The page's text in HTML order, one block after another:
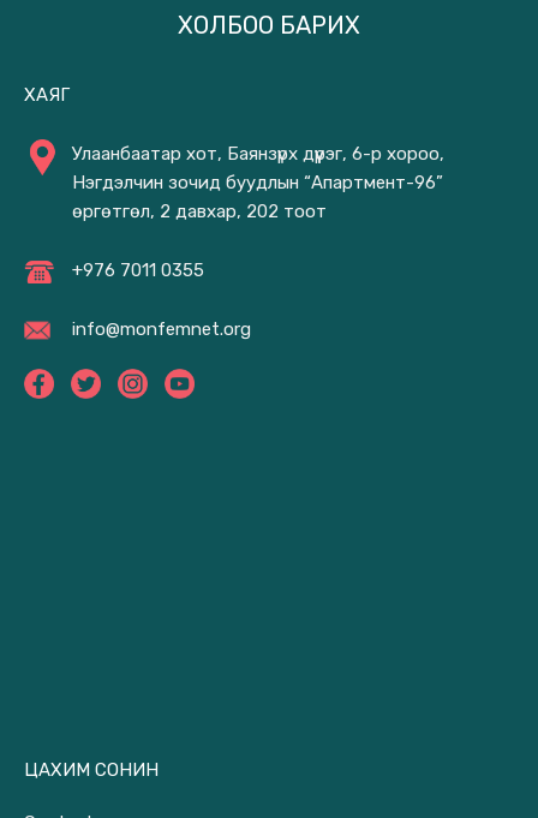
ХОЛБОО БАРИХ
ХАЯГ
Улаанбаатар хот, Баянзүрх дүүрэг, 6-р хороо,
Нэгдэлчин зочид буудлын “Апартмент-96”
өргөтгөл, 2 давхар, 202 тоот
+976 7011 0355
info@monfemnet.org
ЦАХИМ СОНИН